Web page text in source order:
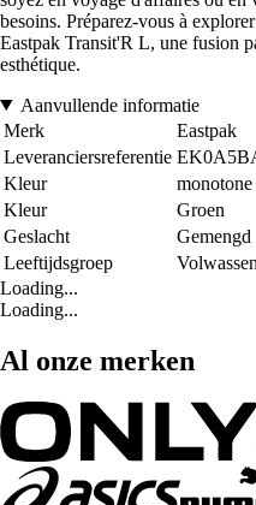
besoins. Préparez-vous à
Eastpak Transit'R L, une fusion
esthétique.
Aanvullende informatie
Merk
Eastpak
Leveranciersreferentie
Kleur
Kleur
Groen
Geslacht
Gemengd
Leeftijdsgroep
Loading...
Loading...
Al onze merken